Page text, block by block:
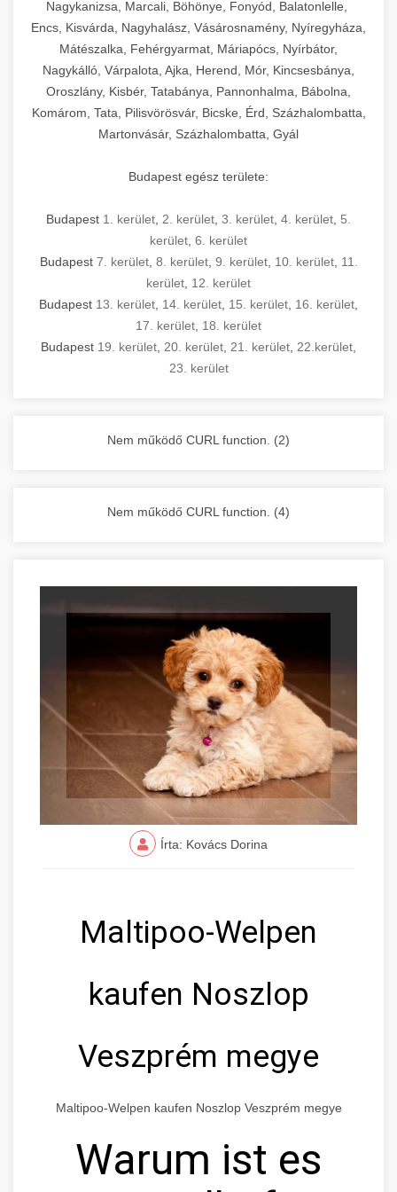
Ipari sütők és gőzpárolók katalógusa -
chef-iparikonyhagepek.hu
berendezések
használatot, miközben megfelel az összes
higiéniai előírásnak.
Ipari hűtőberendezések széles
választéka - chef-iparikonyhagepek.hu
kereskedelmi hűtőegység és hűtőkamra rendszerek
hőmérsékletet és vízminőséget figyelő
rendszerekkel, valamint energiatakarékos
technológiával rendelkeznek. A rozsdamentes
acél konstrukció és a könnyen hozzáférhető
karbantartási pontok biztosítják a hosszú
élettartamot és az egyszerű üzemeltetést.
Ipari mosogatógépek teljes kínálata -
kereskedelmi mosogatógép és tisztítóberendezések
tisztíthatók, szétszerelhetők és karbantarthatók,
megfelelnek az összes élelmiszer-biztonsági
előírásnak. Különböző teljesítményű modellek
állnak rendelkezésre asztali és állványos
kivitelben, az egyedi igények és a
feldolgozandó mennyiségek függvényében.
Biztonságos kezelést biztosító védőburkolatok
számára.
Sajtreszelő gépek szakmai választéka -
chef-iparikonyhagepek.hu
kereskedelmi sajtreszelő és aprítógépek
berendezést magában foglal, amely szükséges
egy modern, hatékonyan működő
kereskedelmi konyha komplett felszereléséhez
és működtetéséhez. Az alapvető
főzőberendezésektől (tűzhelyek, sütők,
grillsütők, frittőzök) kezdve a speciális
feldolgozógépeken (szeletelők, aprítók,
kiegészítő eszközökig mindent egy helyen
megtalál. Szakértő tanácsadóink segítenek a
megfelelő berendezések kiválasztásában, a
konyha optimális elrendezésének
megtervezésében, valamint a telepítés és az
üzembe helyezés koordinálásában. Hosszú távú
garancia, gyors szerviz és folyamatos műszaki
támogatás biztosítja az Ön nyugalmát és
Nagykonyhai berendezések komplett
Nagykanizsa, Marcali, Böhönye, Fonyód, Balatonlelle,
Encs, Kisvárda, Nagyhalász, Vásárosnamény, Nyíregyháza,
Mátészalka, Fehérgyarmat, Máriapócs, Nyírbátor,
Nagykálló, Várpalota, Ajka, Herend, Mór, Kincsesbánya,
Oroszlány, Kisbér, Tatabánya, Pannonhalma, Bábolna,
Komárom, Tata, Pilisvörösvár, Bicske, Érd, Százhalombatta,
Martonvásár, Százhalombatta, Gyál
Budapest egész területe:
Budapest 1. kerület 2. kerület 3. kerület 4. kerület 5.
kerület 6. kerület
Budapest 7. kerület, 8. kerület, 9. kerület, 10. kerület, 11.
kerület 12. kerület
Budapest 13. kerület 14. kerület 15. kerület 16. kerület
17. kerület 18. kerület
Budapest 19. kerület 20. kerület 21. kerület 22.kerület
23. kerület
Nem működő CURL function. (2)
Nem működő CURL function. (4)
Írta: Kovács Dorina
Maltipoo-Welpen
kaufen Noszlop
Veszprém megye
Maltipoo-Welpen kaufen Noszlop Veszprém megye
Warum ist es